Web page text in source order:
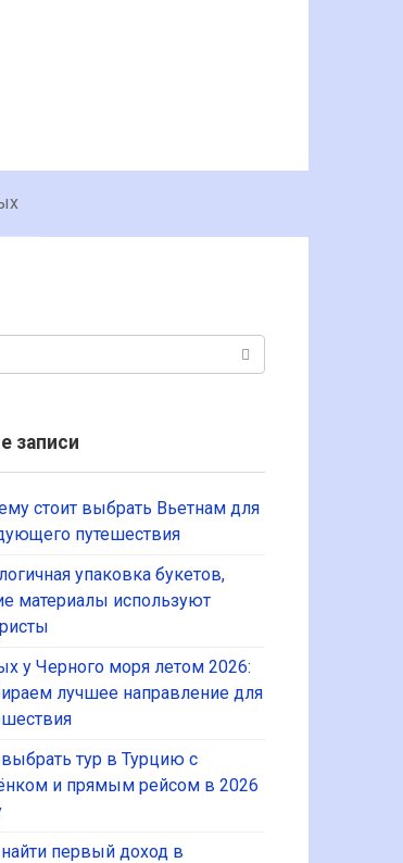
записи
стоит выбрать Вьетнам для
путешествия
упаковка букетов,
материалы используют
у Черного моря летом 2026:
лучшее направление для
тур в Турцию с
и прямым рейсом в 2026
первый доход в